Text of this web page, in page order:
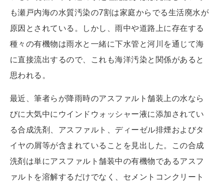
も瀬戸内海の水質汚染の7割は家庭からでる生活廃水が
原因とされている。しかし、雨中や道路上に存在する
種々の有機物は雨水と一緒に下水管と河川を通じて海
に直接流出するので、これも海洋汚染と関係があると
思われる。
最近、筆者らが降雨時のアスファルト舗装上の水なら
びに大気中にウインドウォッシャー液に添加されてい
る合成洗剤、アスファルト、ディーゼル排煙およびタ
イヤの屑等が含まれていることを見出した。この合成
洗剤は単にアスファルト舗装中の有機物であるアスフ
ァルトを溶解するだけでなく、セメントコンクリート